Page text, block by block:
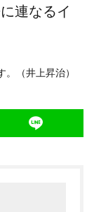
連なるイ
（井上昇治）